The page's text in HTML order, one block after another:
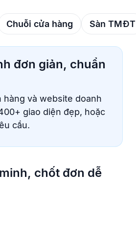
Chuỗi cửa hàng Sàn TMĐT
đơn giản, chuẩn
chốt đơn dễ
mãi, áp dụng deal